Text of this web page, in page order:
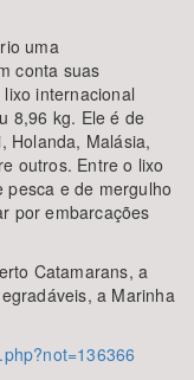
uma
conta suas
internacional
8,96 kg. Ele é de
Holanda, Malásia,
outros. Entre o lixo
pesca e de mergulho
por embarcações
Catamarans, a
a Marinha